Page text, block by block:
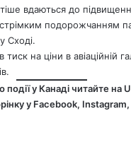
вдаються до
стрімким подорожчанням
Сході.
на ціни в авіаційній
у Канаді читайте на
у Facebook, Instagram,